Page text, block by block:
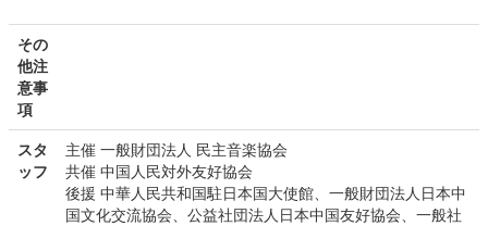
その
他注
意事
項
スタ
ッフ
主催 一般財団法人 民主音楽協会
共催 中国人民対外友好協会
後援 中華人民共和国駐日本国大使館、一般財団法人日本中
国文化交流協会、公益社団法人日本中国友好協会、一般社